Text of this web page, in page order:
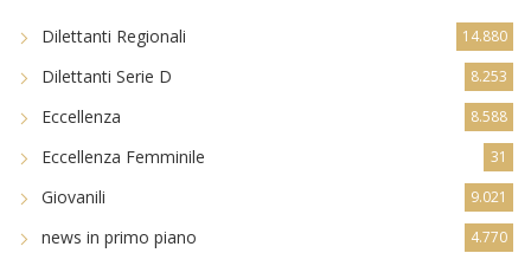
Dilettanti Regionali 14.880
Dilettanti Serie D 8.253
Eccellenza 8.588
Eccellenza Femminile 31
Giovanili 9.021
news in primo piano 4.770